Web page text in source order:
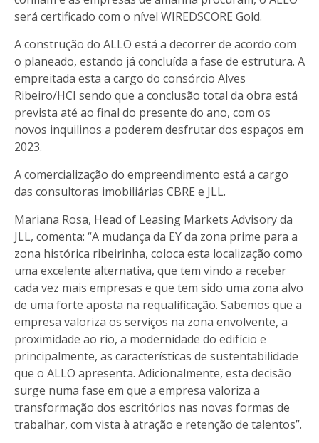
será certificado com o nível WIREDSCORE Gold.
A construção do ALLO está a decorrer de acordo com
o planeado, estando já concluída a fase de estrutura. A
empreitada esta a cargo do consórcio Alves
Ribeiro/HCI sendo que a conclusão total da obra está
prevista até ao final do presente do ano, com os
novos inquilinos a poderem desfrutar dos espaços em
2023.
A comercialização do empreendimento está a cargo
das consultoras imobiliárias CBRE e JLL.
Mariana Rosa, Head of Leasing Markets Advisory da
JLL, comenta: “A mudança da EY da zona prime para a
zona histórica ribeirinha, coloca esta localização como
uma excelente alternativa, que tem vindo a receber
cada vez mais empresas e que tem sido uma zona alvo
de uma forte aposta na requalificação. Sabemos que a
empresa valoriza os serviços na zona envolvente, a
proximidade ao rio, a modernidade do edifício e
principalmente, as características de sustentabilidade
que o ALLO apresenta. Adicionalmente, esta decisão
surge numa fase em que a empresa valoriza a
transformação dos escritórios nas novas formas de
trabalhar, com vista à atração e retenção de talentos”.